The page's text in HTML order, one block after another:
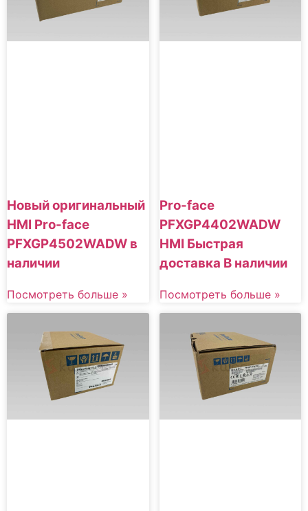
Новый оригинальный
HMI Pro-face
PFXGP4502WADW в
наличии
Посмотреть больше »
Pro-face
PFXGP4402WADW
HMI Быстрая
доставка В наличии
Посмотреть больше »